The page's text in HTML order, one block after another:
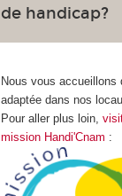
de handicap?
Nous vous accueillons
adaptée dans nos
Pour aller plus loin,
mission Handi'Cnam :